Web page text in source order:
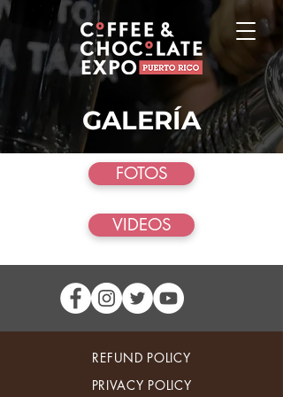
GALERÍA
FOTOS
VIDEOS
REFUND POLICY
PRIVACY POLICY